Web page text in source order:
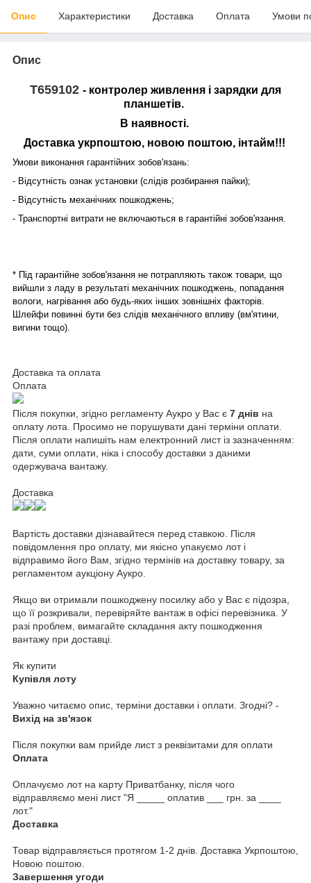
Опис Характеристики Доставка Оплата Умови
Опис
T659102 - контролер живлення і зарядки для
планшетів.
В наявності.
Доставка укрпоштою, новою поштою, інтайм!!!
Умови виконання гарантійних зобов'язань:
- Відсутність ознак установки (слідів розбирання пайки);
- Відсутність механічних пошкоджень;
- Транспортні витрати не включаються в гарантійні зобов'язання.
* Під гарантійне зобов'язання не потрапляють також товари, що
вийшли з ладу в результаті механічних пошкоджень, попадання
вологи, нагрівання або будь-яких інших зовнішніх факторів.
Шлейфи повинні бути без слідів механічного впливу (вм'ятини,
вигини тощо).
Доставка та оплата
Оплата
Після покупки, згідно регламенту Аукро у Вас є 7 днів на
оплату лота. Просимо не порушувати дані терміни оплати.
Після оплати напишіть нам електронний лист із зазначенням:
дати, суми оплати, ніка і способу доставки з даними
одержувача вантажу.
Доставка
Вартість доставки дізнавайтеся перед ставкою. Після
повідомлення про оплату, ми якісно упакуємо лот і
відправимо його Вам, згідно термінів на доставку товару, за
регламентом аукціону Аукро.
Якщо ви отримали пошкоджену посилку або у Вас є підозра,
що її розкривали, перевіряйте вантаж в офісі перевізника. У
разі проблем, вимагайте складання акту пошкодження
вантажу при доставці.
Як купити
Купівля лоту
Уважно читаємо опис, терміни доставки і оплати. Згодні? -
Вихід на зв'язок
Після покупки вам прийде лист з реквізитами для оплати
Оплата
Оплачуємо лот на карту Приватбанку, після чого
відправляємо мені лист "Я _____ оплатив ___ грн. за ____
лот."
Доставка
Товар відправляється протягом 1-2 днів. Доставка Укрпоштою,
Новою поштою.
Завершення угоди